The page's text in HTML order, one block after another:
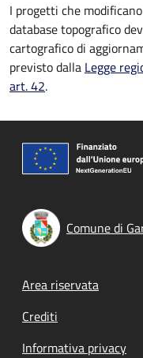
I progetti che
database topografico
cartografico di
previsto dalla Legge
art. 42.
Comune di
Footer menu
Area riservata
Crediti
Informativa privacy